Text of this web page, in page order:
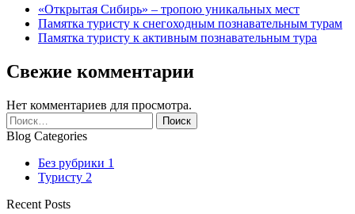
«Открытая Сибирь» – тропою уникальных мест
Памятка туристу к снегоходным познавательным турам
Памятка туристу к активным познавательным тура
Свежие комментарии
Нет комментариев для просмотра.
Найти:
Blog Categories
Без рубрики 1
Туристу 2
Recent Posts